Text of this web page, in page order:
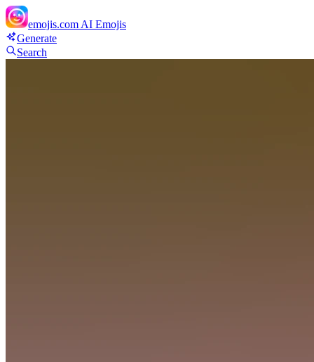
emojis.com AI Emojis
Generate
Search